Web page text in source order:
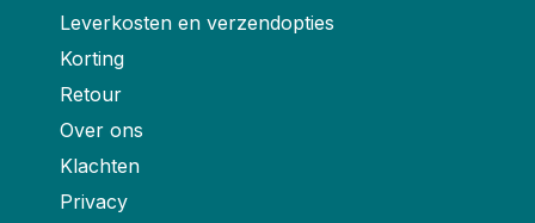
Leverkosten en verzendopties
Korting
Retour
Over ons
Klachten
Privacy